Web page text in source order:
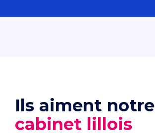
Ils aiment notre
cabinet lillois